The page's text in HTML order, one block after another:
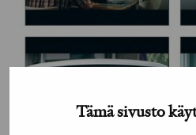
Tämä sivusto